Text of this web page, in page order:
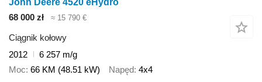
John Deere 4520 eHydro
68 000 zł
≈ 15 790 €
Ciągnik kołowy
2012
6 257 m/g
Moc 66 KM (48.51 kW) Napęd 4x4